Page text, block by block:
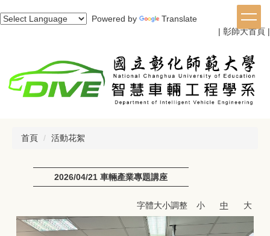
到
區
Powered by
Translate
| 彰師大首頁 |
首頁 活動花絮
2026/04/21 車輛產業專題講座
字體大小調整 小 中 大